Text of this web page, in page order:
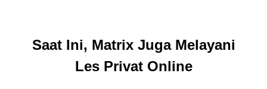
Saat Ini, Matrix Juga Melayani
Les Privat Online